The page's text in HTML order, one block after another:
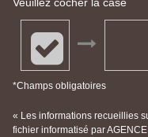
Veuillez cocher la case
*Champs obligatoires
« Les informations recueillies
fichier informatisé par